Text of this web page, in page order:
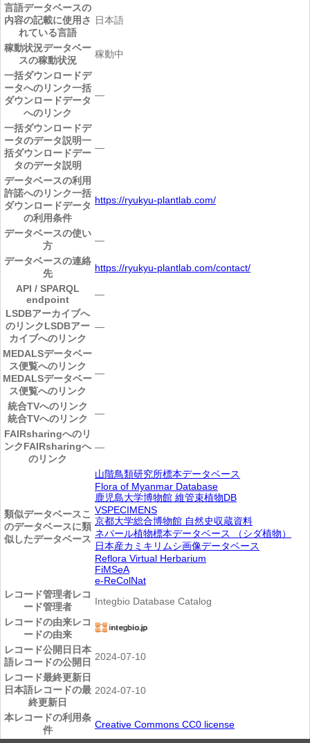
言語データベースの
内容の記載に使用さ
れている言語
日本語
稼動状況データベー
スの稼動状況
稼動中
一括ダウンロードデ
ータへのリンク一括
ダウンロードデータ
へのリンク
―
一括ダウンロードデ
ータのデータ説明一
括ダウンロードデー
タのデータ説明
―
データベースの利用
許諾へのリンク一括
ダウンロードデータ
の利用条件
https://ryukyu-plantlab.com/
データベースの使い
方
―
データベースの連絡
先
https://ryukyu-plantlab.com/contact/
API / SPARQL
endpoint
―
LSDBアーカイブへ
のリンクLSDBアー
カイブへのリンク
―
MEDALSデータベー
ス便覧へのリンク
MEDALSデータベー
ス便覧へのリンク
―
統合TVへのリンク
統合TVへのリンク
―
FAIRsharingへのリ
ンクFAIRsharingへ
のリンク
―
類似データベースこ
のデータベースに類
似したデータベース
山階鳥類研究所標本データベース
Flora of Myanmar Database
鹿児島大学博物館 維管束植物DB
VSPECIMENS
京都大学総合博物館 自然史収蔵資料
ネパール植物標本データベース （シダ植物）
日本産カミキリムシ画像データベース
Reflora Virtual Herbarium
FiMSeA
e-ReColNat
レコード管理者レコ
ード管理者
Integbio Database Catalog
レコードの由来レコ
ードの由来
レコード公開日 日本
語レコードの公開日 2024-07-10
レコード最終更新日
日本語レコードの最
終更新日
2024-07-10
本レコードの利用条
件
Creative Commons CC0 license